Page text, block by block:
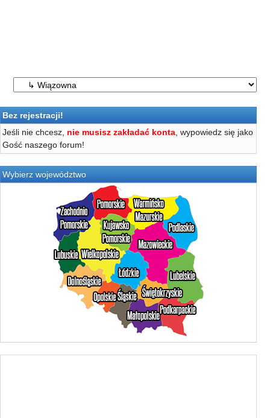
Bez rejestracji!
Jeśli nie chcesz, nie musisz zakładać konta , wypowiedz się jako
Gość naszego forum!
Wybierz województwo